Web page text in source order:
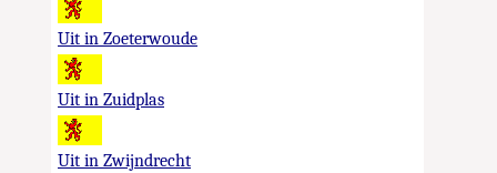
Uit in Zoeterwoude
Uit in Zuidplas
Uit in Zwijndrecht